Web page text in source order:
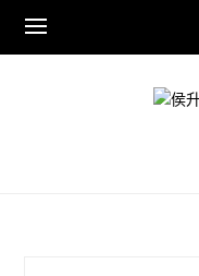
content